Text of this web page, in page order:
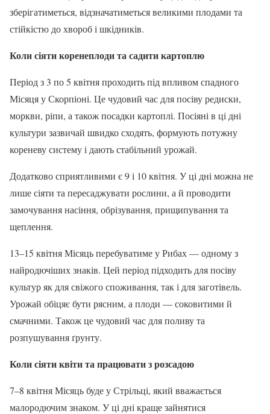
зберігатиметься, відзначатиметься великими плодами та
стійкістю до хвороб і шкідників.
Коли сіяти коренеплоди та садити картоплю
Період з 3 по 5 квітня проходить під впливом спадного
Місяця у Скорпіоні. Це чудовий час для посіву редиски,
моркви, ріпи, а також посадки картоплі. Посіяні в ці дні
культури зазвичай швидко сходять, формують потужну
кореневу систему і дають стабільний урожай.
Додатково сприятливими є 9 і 10 квітня. У ці дні можна не
лише сіяти та пересаджувати рослини, а й проводити
замочування насіння, обрізування, прищипування та
щеплення.
13–15 квітня Місяць перебуватиме у Рибах — одному з
найродючіших знаків. Цей період підходить для посіву
культур як для свіжого споживання, так і для заготівель.
Урожай обіцяє бути рясним, а плоди — соковитими й
смачними. Також це чудовий час для поливу та
розпушування ґрунту.
Коли сіяти квіти та працювати з розсадою
7–8 квітня Місяць буде у Стрільці, який вважається
малородючим знаком. У ці дні краще зайнятися